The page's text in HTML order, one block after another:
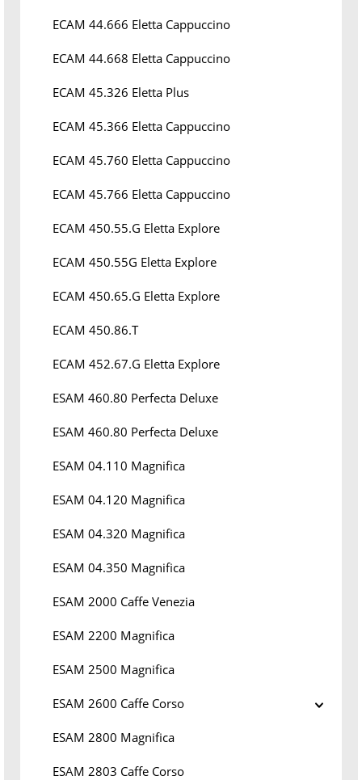
ECAM 44.666 Eletta Cappuccino
ECAM 44.668 Eletta Cappuccino
ECAM 45.326 Eletta Plus
ECAM 45.366 Eletta Cappuccino
ECAM 45.760 Eletta Cappuccino
ECAM 45.766 Eletta Cappuccino
ECAM 450.55.G Eletta Explore
ECAM 450.55G Eletta Explore
ECAM 450.65.G Eletta Explore
ECAM 450.86.T
ECAM 452.67.G Eletta Explore
ESAM 460.80 Perfecta Deluxe
ESAM 460.80 Perfecta Deluxe
ESAM 04.110 Magnifica
ESAM 04.120 Magnifica
ESAM 04.320 Magnifica
ESAM 04.350 Magnifica
ESAM 2000 Caffe Venezia
ESAM 2200 Magnifica
ESAM 2500 Magnifica
ESAM 2600 Caffe Corso
ESAM 2800 Magnifica
ESAM 2803 Caffe Corso